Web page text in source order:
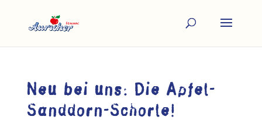
Neu bei uns: Die Apfel-
Sanddorn-Schorle!